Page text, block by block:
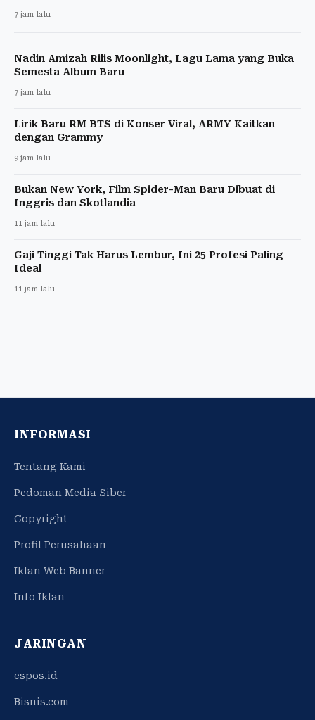
7 jam lalu
Nadin Amizah Rilis Moonlight, Lagu Lama yang Buka
Semesta Album Baru
7 jam lalu
Lirik Baru RM BTS di Konser Viral, ARMY Kaitkan
dengan Grammy
9 jam lalu
Bukan New York, Film Spider-Man Baru Dibuat di
Inggris dan Skotlandia
11 jam lalu
Gaji Tinggi Tak Harus Lembur, Ini 25 Profesi Paling
Ideal
11 jam lalu
INFORMASI
Tentang Kami
Pedoman Media Siber
Copyright
Profil Perusahaan
Iklan Web Banner
Info Iklan
JARINGAN
espos.id
Bisnis.com